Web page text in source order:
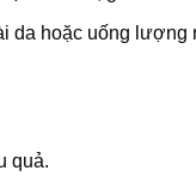
da hoặc uống lượng
quả.